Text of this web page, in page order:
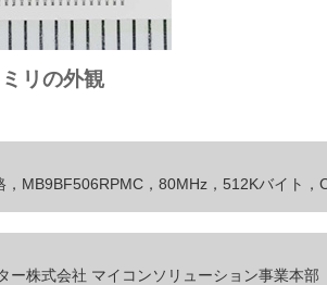
リの外観
，MB9BF506RPMC，80MHz，512Kバイト，
ー株式会社 マイコンソリューション事業本部